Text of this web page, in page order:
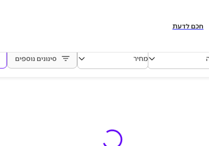
חכם לדעת
מחיר סינונים נוספים